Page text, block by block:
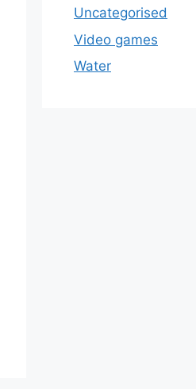
Uncategorised
Video games
Water